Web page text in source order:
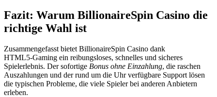
Fazit: Warum BillionaireSpin Casino die
richtige Wahl ist
Zusammengefasst bietet BillionaireSpin Casino dank
HTML5‑Gaming ein reibungsloses, schnelles und sicheres
Spielerlebnis. Der sofortige Bonus ohne Einzahlung, die raschen
Auszahlungen und der rund um die Uhr verfügbare Support lösen
die typischen Probleme, die viele Spieler bei anderen Anbietern
erleben.